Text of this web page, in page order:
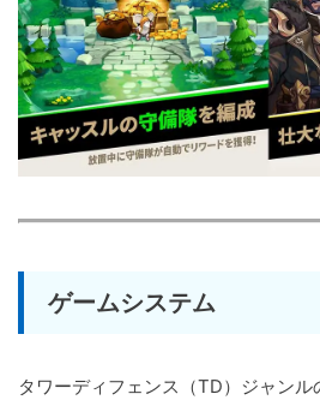
ゲームシステム
タワーディフェンス（TD）ジャンル